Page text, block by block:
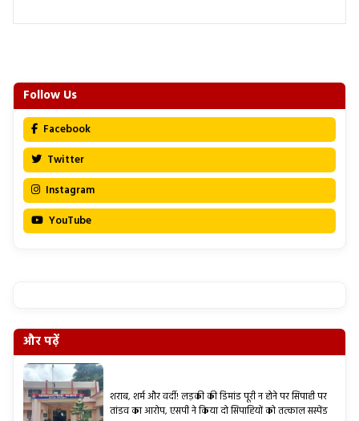
Follow Us
Facebook
Twitter
Instagram
YouTube
और पढ़ें
शराब, शर्म और वर्दी! लड़की की डिमांड पूरी न होने पर सिपाही पर
तांडव का आरोप, एसपी ने किया दो सिपाहियों को तत्काल सस्पेंड